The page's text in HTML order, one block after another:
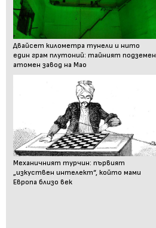
Двайсет километра тунели и нито
един грам плутоний: тайният подземен
атомен завод на Мао
Механичният турчин: първият
„изкуствен интелект“, който мами
Европа близо век